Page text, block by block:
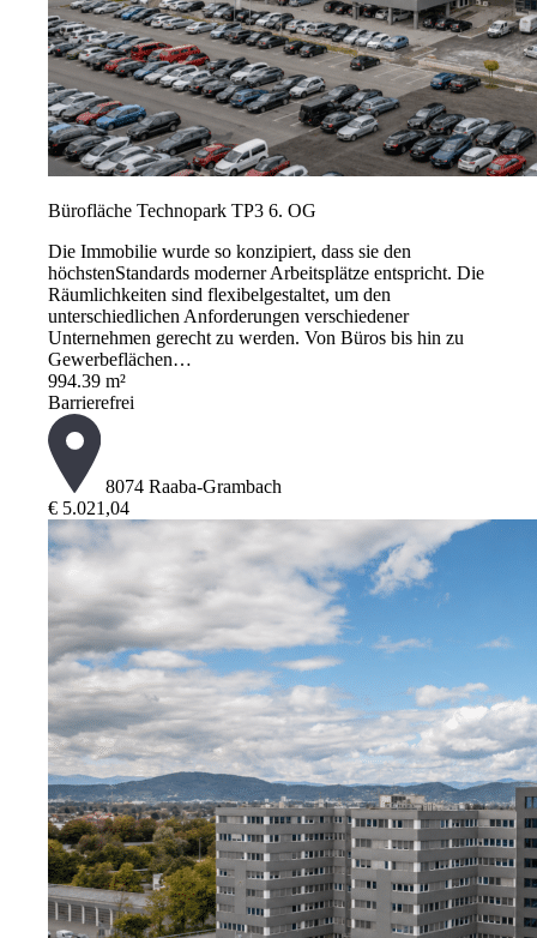
Bürofläche Technopark TP3 6. OG
Die Immobilie wurde so konzipiert, dass sie den
höchstenStandards moderner Arbeitsplätze entspricht. Die
Räumlichkeiten sind flexibelgestaltet, um den
unterschiedlichen Anforderungen verschiedener
Unternehmen gerecht zu werden. Von Büros bis hin zu
Gewerbeflächen…
994.39 m²
Barrierefrei
8074 Raaba-Grambach
€ 5.021,04